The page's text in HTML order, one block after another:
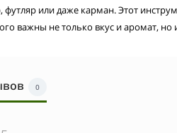
футляр или даже карман. Этот
важны не только вкус и аромат, но
0